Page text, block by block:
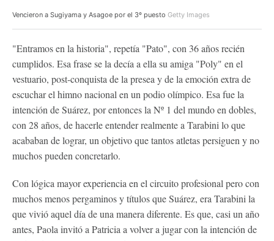
Vencieron a Sugiyama y Asagoe por el 3º puesto Getty Images
"Entramos en la historia", repetía "Pato", con 36 años recién
cumplidos. Esa frase se la decía a ella su amiga "Poly" en el
vestuario, post-conquista de la presea y de la emoción extra de
escuchar el himno nacional en un podio olímpico. Esa fue la
intención de Suárez, por entonces la Nº 1 del mundo en dobles,
con 28 años, de hacerle entender realmente a Tarabini lo que
acababan de lograr, un objetivo que tantos atletas persiguen y no
muchos pueden concretarlo.
Con lógica mayor experiencia en el circuito profesional pero con
muchos menos pergaminos y títulos que Suárez, era Tarabini la
que vivió aquel día de una manera diferente. Es que, casi un año
antes, Paola invitó a Patricia a volver a jugar con la intención de